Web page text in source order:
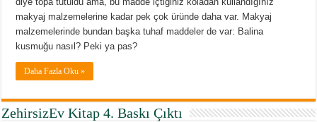
makyaj malzemelerine kadar pek çok üründe daha var. Makyaj
malzemelerinde bundan başka tuhaf maddeler de var: Balina
kusmuğu nasıl? Peki ya pas?
Daha Fazla Oku »
ZehirsizEv Kitap 4. Baskı Çıktı